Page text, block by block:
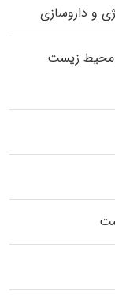
و داروسازی
محیط زیست